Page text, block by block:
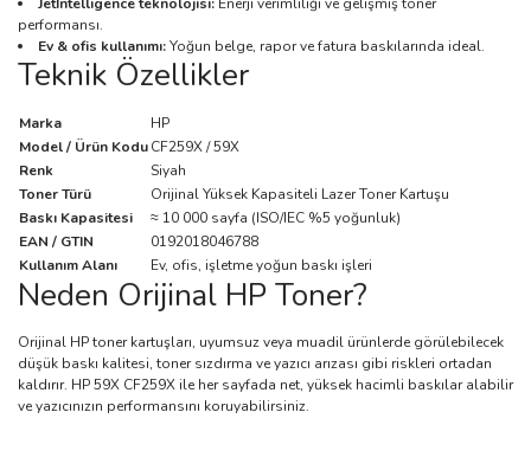
performansı.
Ev & ofis kullanımı:Yoğun belge, rapor ve fatura baskılarında ideal.
Teknik Özellikler
Marka
HP
Model / Ürün KoduCF259X / 59X
Renk
Siyah
Toner Türü
Orijinal Yüksek Kapasiteli Lazer Toner Kartuşu
Baskı Kapasitesi
≈ 10 000 sayfa (ISO/IEC %5 yoğunluk)
EAN / GTIN
0192018046788
Kullanım Alanı
Ev, ofis, işletme yoğun baskı işleri
Neden Orijinal HP Toner?
Orijinal HP toner kartuşları, uyumsuz veya muadil ürünlerde görülebilecek
düşük baskı kalitesi, toner sızdırma ve yazıcı arızası gibi riskleri ortadan
kaldırır. HP 59X CF259X ile her sayfada net, yüksek hacimli baskılar alabilir
ve yazıcınızın performansını koruyabilirsiniz.